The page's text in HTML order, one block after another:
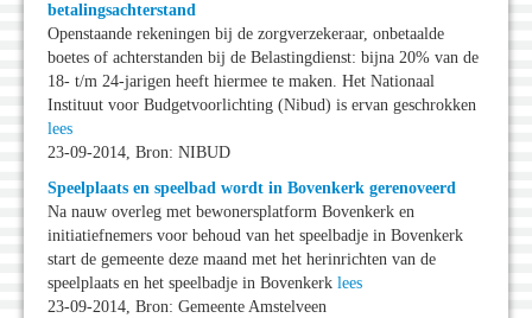
betalingsachterstand
Openstaande rekeningen bij de zorgverzekeraar, onbetaalde
boetes of achterstanden bij de Belastingdienst: bijna 20% van de
18- t/m 24-jarigen heeft hiermee te maken. Het Nationaal
Instituut voor Budgetvoorlichting (Nibud) is ervan geschrokken
lees
23-09-2014, Bron: NIBUD
Speelplaats en speelbad wordt in Bovenkerk gerenoveerd
Na nauw overleg met bewonersplatform Bovenkerk en
initiatiefnemers voor behoud van het speelbadje in Bovenkerk
start de gemeente deze maand met het herinrichten van de
speelplaats en het speelbadje in Bovenkerk lees
23-09-2014, Bron: Gemeente Amstelveen